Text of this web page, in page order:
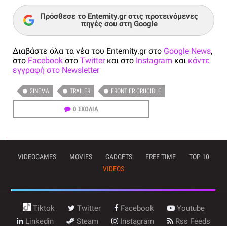
Πρόσθεσε το Enternity.gr στις προτεινόμενες
πηγές σου στη Google
Διαβάστε όλα τα νέα του Enternity.gr στο Google News,
στο Facebook στο Twitterκαι στο Instagram και κάντε
εγγραφή στο Newsletter
ΣΙΝΕΜΆ TRAILER FRONTIER CRUCIBLE
0 ΣΧΟΛΙΑ
VIDEOGAMES MOVIES GADGETS FREE TIME
TOP 10
VIDEOS
Tiktok Twitter Facebook
Youtube
Linkedin
Steam Instagram Rss Feeds